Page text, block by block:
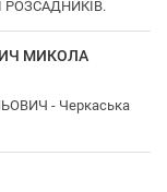
МИКОЛА
- Черкаська